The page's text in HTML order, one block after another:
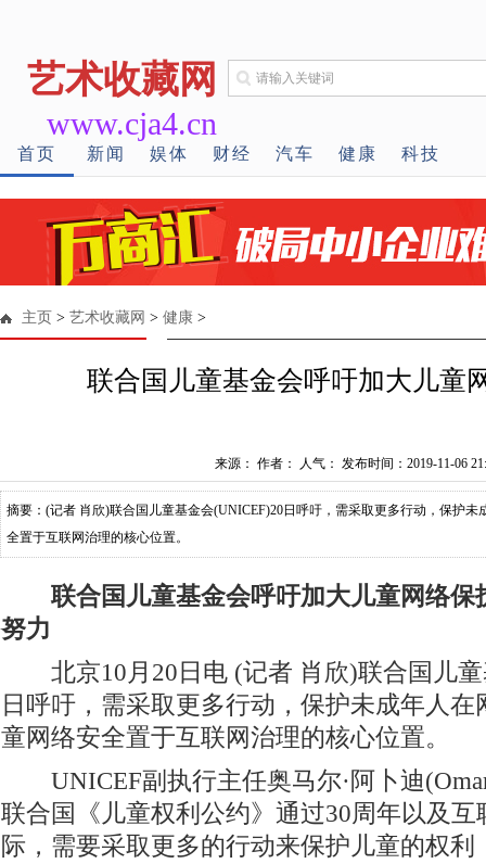
艺术收藏网
www.cja4.cn
首页 新闻 娱体 财经 汽车 健康 科技
主页 > 艺术收藏网 > 健康 >
联合国儿童基金会呼吁加大儿童
来源： 作者： 人气： 发布时间：2019-11-06
摘要：(记者 肖欣)联合国儿童基金会(UNICEF)20日呼吁，需采取更多行动，保护
全置于互联网治理的核心位置。
联合国儿童基金会呼吁加大儿童网络保
努力
北京10月20日电 (记者 肖欣)联合国儿童
日呼吁，需采取更多行动，保护未成年人
童网络安全置于互联网治理的核心位置。
UNICEF副执行主任奥马尔·阿卜迪
联合国《儿童权利公约》通过30周年以及互
际，需要采取更多的行动来保护儿童的权